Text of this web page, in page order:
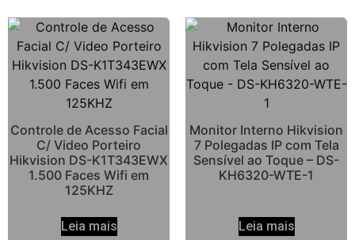
Controle de Acesso Facial
C/ Video Porteiro
Hikvision DS-K1T343EWX
1.500 Faces Wifi em
125KHZ
Leia mais
Monitor Interno Hikvision
7 Polegadas IP com Tela
Sensível ao Toque – DS-
KH6320-WTE-1
Leia mais